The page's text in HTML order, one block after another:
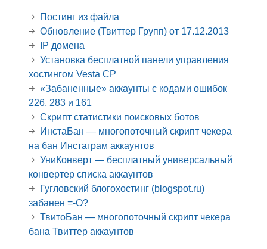
Постинг из файла
Обновление (Твиттер Групп) от 17.12.2013
IP домена
Установка бесплатной панели управления
хостингом Vesta CP
«Забаненные» аккаунты с кодами ошибок
226, 283 и 161
Скрипт статистики поисковых ботов
ИнстаБан — многопоточный скрипт чекера
на бан Инстаграм аккаунтов
УниКонверт — бесплатный универсальный
конвертер списка аккаунтов
Гугловский блогохостинг (blogspot.ru)
забанен =-O?
ТвитоБан — многопоточный скрипт чекера
бана Твиттер аккаунтов